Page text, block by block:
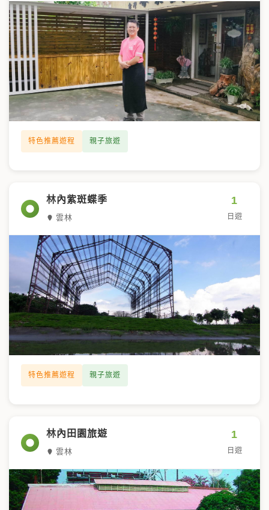
特色推薦遊程 親子旅遊
林內紫斑蝶季
雲林
1
日遊
特色推薦遊程 親子旅遊
林內田園旅遊
雲林
1
日遊